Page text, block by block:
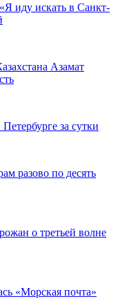
иду искать в Санкт-
Азамат
за сутки
разово по десять
о третьей волне
«Морская почта»